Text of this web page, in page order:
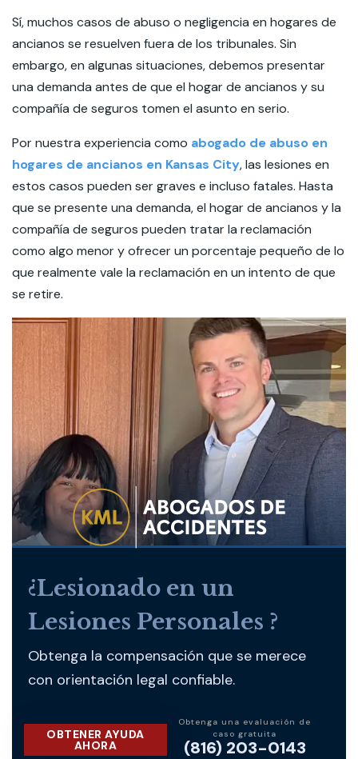
Sí, muchos casos de abuso o negligencia en hogares de
ancianos se resuelven fuera de los tribunales. Sin
embargo, en algunas situaciones, debemos presentar
una demanda antes de que el hogar de ancianos y su
compañía de seguros tomen el asunto en serio.
Por nuestra experiencia como abogado de abuso en
hogares de ancianos en Kansas City, las lesiones en
estos casos pueden ser graves e incluso fatales. Hasta
que se presente una demanda, el hogar de ancianos y la
compañía de seguros pueden tratar la reclamación
como algo menor y ofrecer un porcentaje pequeño de lo
que realmente vale la reclamación en un intento de que
se retire.
¿Lesionado en un
Lesiones Personales ?
Obtenga la compensación que se merece
con orientación legal confiable.
OBTENER AYUDA
AHORA
Obtenga una evaluación de
caso gratuita
(816) 203-0143